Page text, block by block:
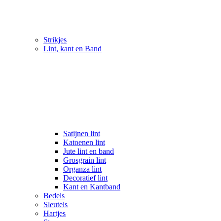
Strikjes
Lint, kant en Band
Satijnen lint
Katoenen lint
Jute lint en band
Grosgrain lint
Organza lint
Decoratief lint
Kant en Kantband
Bedels
Sleutels
Hartjes